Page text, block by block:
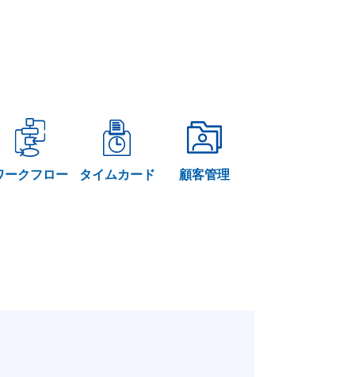
ークフロー タイムカード 顧客管理